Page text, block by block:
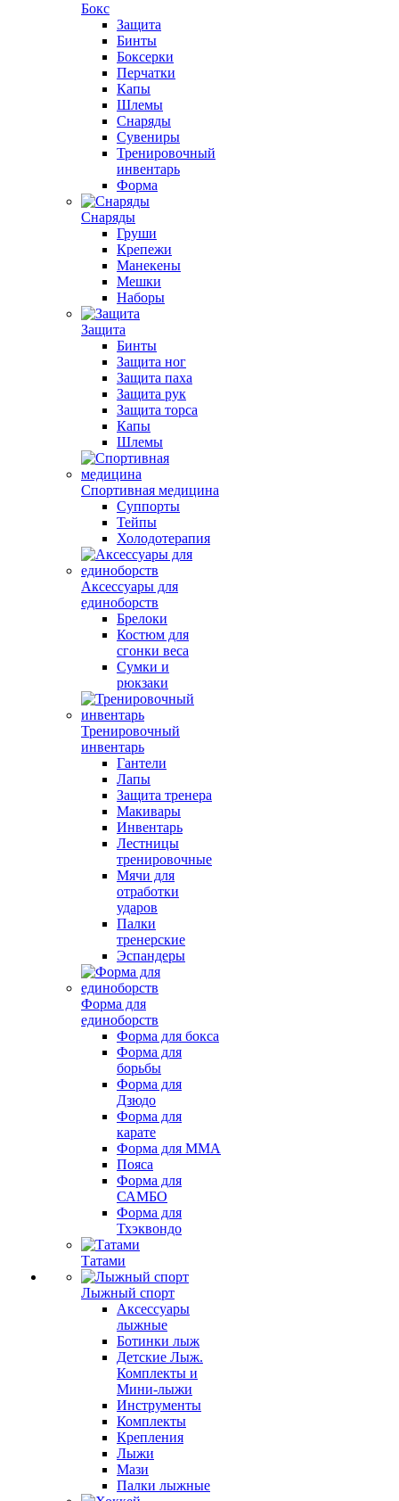
Бокс
Защита
Бинты
Боксерки
Перчатки
Капы
Шлемы
Снаряды
Сувениры
Тренировочный
инвентарь
Форма
Снаряды
Груши
Крепежи
Манекены
Мешки
Наборы
Защита
Бинты
Защита ног
Защита паха
Защита рук
Защита торса
Капы
Шлемы
Спортивная медицина
Суппорты
Тейпы
Холодотерапия
Аксессуары для
единоборств
Брелоки
Костюм для
сгонки веса
Сумки и
рюкзаки
Тренировочный
инвентарь
Гантели
Лапы
Защита тренера
Макивары
Инвентарь
Лестницы
тренировочные
Мячи для
отработки
ударов
Палки
тренерские
Эспандеры
Форма для
единоборств
Форма для бокса
Форма для
борьбы
Форма для
Дзюдо
Форма для
карате
Форма для MMA
Пояса
Форма для
САМБО
Форма для
Тхэквондо
Татами
Лыжный спорт
Аксессуары
лыжные
Ботинки лыж
Детские Лыж.
Комплекты и
Мини-лыжи
Инструменты
Комплекты
Крепления
Лыжи
Мази
Палки лыжные